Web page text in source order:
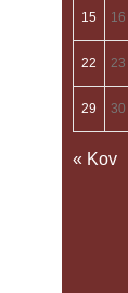
15 16
22 23
29 30
« Kov